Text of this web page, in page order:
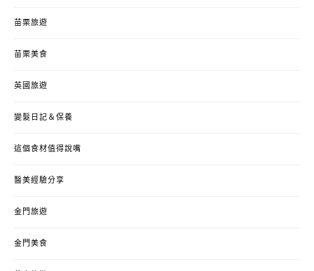
苗栗旅遊
苗栗美食
英國旅遊
變髮日記＆保養
這個食材值得說嘴
醫美經驗分享
金門旅遊
金門美食